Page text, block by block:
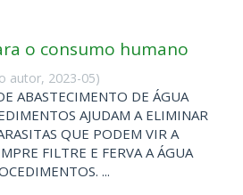
o consumo humano
autor, 2023-05)
ABASTECIMENTO DE ÁGUA
AJUDAM A ELIMINAR
QUE PODEM VIR A
FILTRE E FERVA A ÁGUA
...